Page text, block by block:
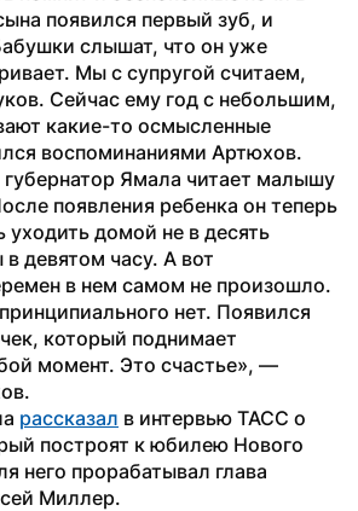
появился первый зуб, и
слышат, что он уже
Мы с супругой считаем,
Сейчас ему год с небольшим,
какие-то осмысленные
воспоминаниями Артюхов.
Ямала читает малышу
появления ребенка он теперь
уходить домой не в десять
в девятом часу. А вот
в нем самом не произошло.
нет. Появился
который поднимает
момент. Это счастье», —
рассказал в интервью ТАСС о
построят к юбилею Нового
него прорабатывал глава
Миллер.